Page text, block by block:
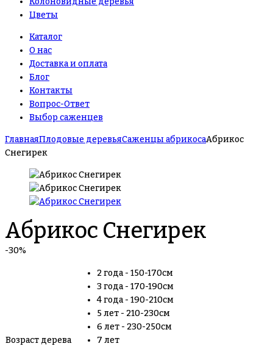
Цветы
Каталог
О нас
Доставка и оплата
Блог
Контакты
Вопрос-Ответ
Выбор саженцев
ГлавнаяПлодовые деревьяСаженцы абрикосаАбрикос
Снегирек
Абрикос Снегирек
-30%
Возраст дерева
2 года - 150-170см
3 года - 170-190см
4 года - 190-210см
5 лет - 210-230см
6 лет - 230-250см
7 лет